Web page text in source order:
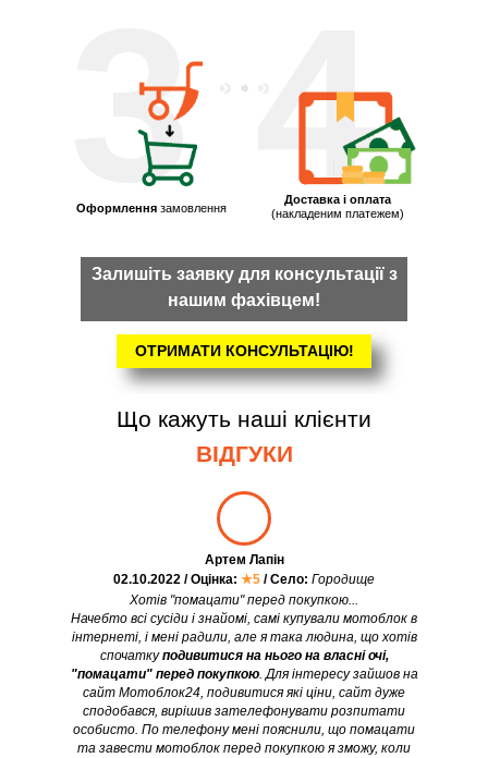
4
3
Оформлення замовлення
Доставка і оплата
(накладеним платежем)
ОТРИМАТИ КОНСУЛЬТАЦІЮ!
Залишіть заявку для консультації з
нашим фахівцем!
Що кажуть наші клієнти
ВІДГУКИ
Хотів "помацати" перед покупкою...
Начебто всі сусіди і знайомі, самі купували мотоблок в
інтернеті, і мені радили, але я така людина, що хотів
спочаткуподивитися на нього на власні очі,
"помацати" перед покупкою. Для інтересу зайшов на
сайт Мотоблок24, подивитися які ціни, сайт дуже
сподобався, вирішив зателефонувати розпитати
особисто. По телефону мені пояснили, що помацати
та завести мотоблок перед покупкою я зможу, коли
Артем Лапін
02.10.2022 / Оцінка: ★5 / Село: Городище